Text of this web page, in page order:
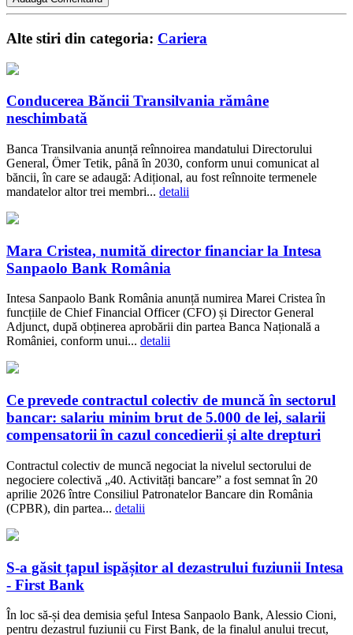
Alte stiri din categoria: Cariera
Conducerea Băncii Transilvania rămâne
neschimbată
Banca Transilvania anunță reînnoirea mandatului Directorului
General, Ömer Tetik, până în 2030, conform unui comunicat al
băncii, în care se adaugă: Adițional, au fost reînnoite termenele
mandatelor altor trei membri... detalii
Mara Cristea, numită director financiar la Intesa
Sanpaolo Bank România
Intesa Sanpaolo Bank România anunță numirea Marei Cristea în
funcțiile de Chief Financial Officer (CFO) și Director General
Adjunct, după obținerea aprobării din partea Banca Națională a
României, conform unui... detalii
Ce prevede contractul colectiv de muncă în sectorul
bancar: salariu minim brut de 5.000 de lei, salarii
compensatorii în cazul concedierii și alte drepturi
Contractul colectiv de muncă negociat la nivelul sectorului de
negociere colectivă „40. Activități bancare” a fost semnat în 20
aprilie 2026 între Consiliul Patronatelor Bancare din România
(CPBR), din partea... detalii
S-a găsit țapul ispășitor al dezastrului fuziunii Intesa
- First Bank
În loc să-și dea demisia șeful Intesa Sanpaolo Bank, Alessio Cioni,
pentru dezastrul fuziunii cu First Bank, de la finalul anului trecut,